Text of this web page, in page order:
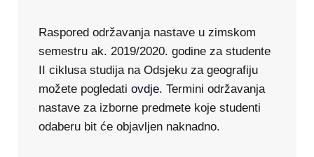
Raspored održavanja nastave u zimskom
semestru ak. 2019/2020. godine za studente
II ciklusa studija na Odsjeku za geografiju
možete pogledati ovdje. Termini održavanja
nastave za izborne predmete koje studenti
odaberu bit će objavljen naknadno.